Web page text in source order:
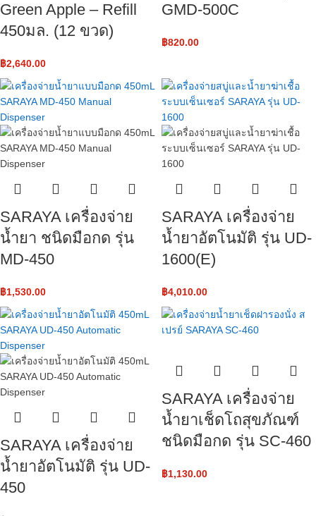
Green Apple – Refill
450มล. (12 ขวด)
฿2,640.00
GMD-500C
฿820.00
SARAYA เครื่องจ่าย
น้ำยา ชนิดมือกด รุ่น
MD-450
฿1,530.00
SARAYA เครื่องจ่าย
น้ำยาอัตโนมัติ รุ่น UD-
1600(E)
฿4,010.00
SARAYA เครื่องจ่าย
น้ำยาอัตโนมัติ รุ่น UD-
450
SARAYA เครื่องจ่าย
น้ำยาเช็ดโถสุขภัณฑ์
ชนิดมือกด รุ่น SC-460
฿1,130.00